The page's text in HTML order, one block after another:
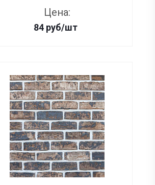
Цена:
84 руб/шт